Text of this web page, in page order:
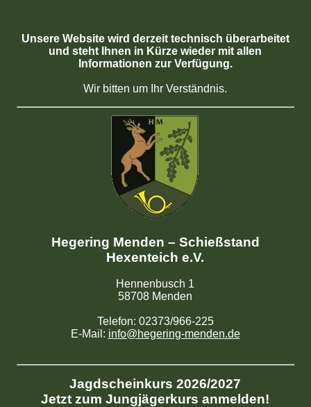
Unsere Website wird derzeit technisch überarbeitet
und steht Ihnen in Kürze wieder mit allen
Informationen zur Verfügung.
Wir bitten um Ihr Verständnis.
Hegering Menden – Schießstand
Hexenteich e.V.
Hennenbusch 1
58708 Menden
Telefon: 02373/966-225
E-Mail: info@hegering-menden.de
Jagdscheinkurs 2026/2027
Jetzt zum Jungjägerkurs anmelden!